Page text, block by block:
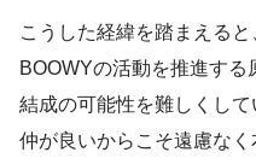
こうした経緯を踏まえる
BOOWYの活動を推進す
結成の可能性を難しくして
仲が良いからこそ遠慮な